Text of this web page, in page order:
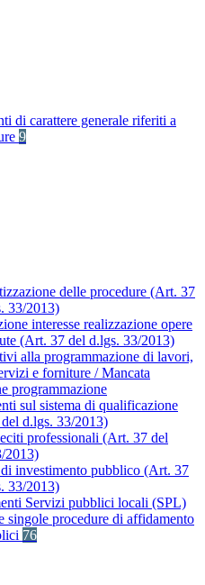
di carattere generale riferiti a
9
delle procedure (Art. 37
33/2013)
interesse realizzazione opere
(Art. 37 del d.lgs. 33/2013)
alla programmazione di lavori,
e forniture / Mancata
programmazione
sul sistema di qualificazione
d.lgs. 33/2013)
professionali (Art. 37 del
2013)
investimento pubblico (Art. 37
33/2013)
Servizi pubblici locali (SPL)
singole procedure di affidamento
76